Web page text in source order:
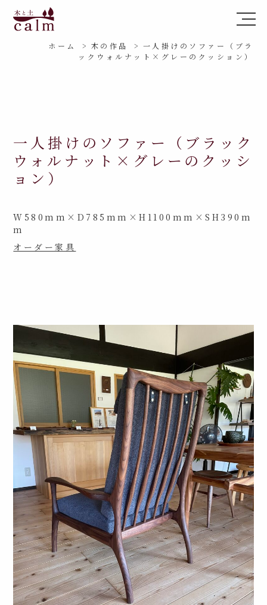
ホーム 木の作品
一人掛けのソファー（ブラ
ックウォルナット×グレーのクッション）
一人掛けのソファー（ブラック
ウォルナット×グレーのクッシ
ョン）
W580mm×D785mm×H1100mm×SH390m
m
オーダー家具